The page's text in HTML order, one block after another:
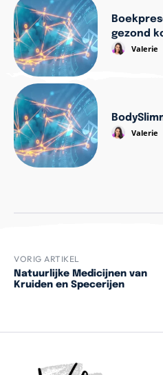
gezond
Valerie
Valerie
VORIG ARTIKEL
Natuurlijke Medicijnen van
Kruiden en Specerijen